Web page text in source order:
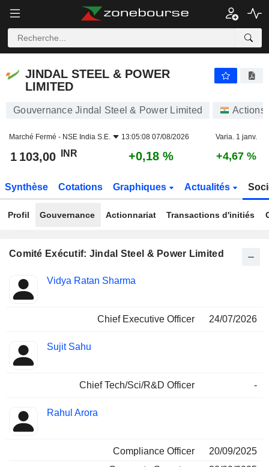
JINDAL STEEL & POWER
LIMITED
Gouvernance Jindal Steel & Power Limited Actions
Marché Fermé - NSE India S.E. 13:05:08 07/08/2026 Varia. 1 janv.
1 103,00 INR +0,18 % +4,67 %
Synthèse Cotations Graphiques Actualités
Profil Gouvernance Actionnariat Transactions d'initiés
Comité Exécutif: Jindal Steel & Power Limited
Dirigeant
Fonctions
occupées
Vidya Ratan Sharma
Chief Executive Officer 24/07/2026
Sujit Sahu
Chief Tech/Sci/R&D Officer -
Rahul Arora
Compliance Officer
20/09/2025